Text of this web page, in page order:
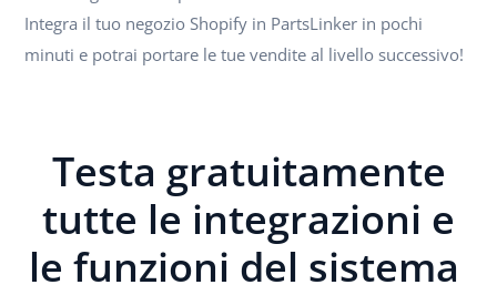
Integra il tuo negozio Shopify in PartsLinker in pochi
minuti e potrai portare le tue vendite al livello successivo!
Testa gratuitamente
tutte le integrazioni e
le funzioni del sistema